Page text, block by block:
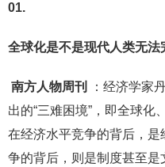
01.
全球化是不是现代人类无法
南方人物周刊
：经济学家
出的“三难困境”，即全球化
在经济水平竞争的背后，
争的背后，则是制度甚至